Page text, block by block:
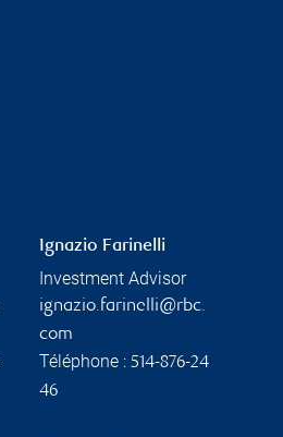
Ignazio Farinelli
Investment Advisor
ignazio.farinelli@rbc.
com
Téléphone : 514-876-24
46